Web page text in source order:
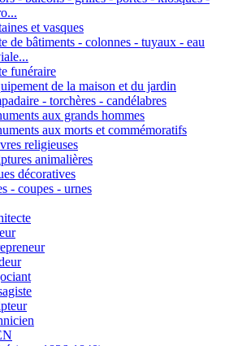
et vasques
de bâtiments - colonnes - tuyaux - eau
funéraire
de la maison et du jardin
- torchères - candélabres
aux grands hommes
aux morts et commémoratifs
religieuses
animalières
décoratives
- coupes - urnes